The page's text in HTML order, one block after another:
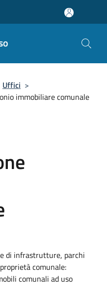
Uffici >
immobiliare comunale
di infrastrutture, parchi
comunale:
comunali ad uso